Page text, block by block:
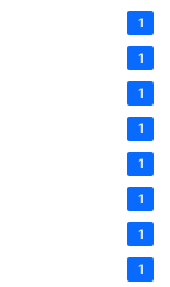
1
1
1
1
1
1
1
1